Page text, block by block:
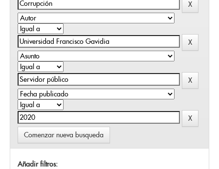
Comenzar nueva busqueda
Añadir filtros: